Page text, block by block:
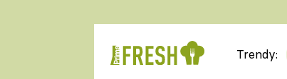
RYCHLOVKY
Trendy: